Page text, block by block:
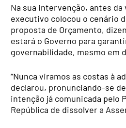
Na sua intervenção, antes da
executivo colocou o cenário
proposta de Orçamento,
estará o Governo para
governabilidade, mesmo em
“Nunca viramos as costas à
declarou, pronunciando-se
intenção já comunicada pelo
República de dissolver a